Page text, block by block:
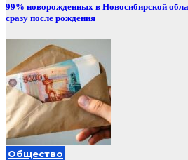
99% новорожденных в Новосибирской
сразу после рождения
Общество